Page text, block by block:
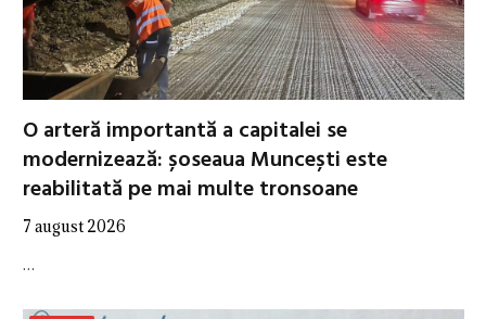
O arteră importantă a capitalei se
modernizează: șoseaua Muncești este
reabilitată pe mai multe tronsoane
7 august 2026
…